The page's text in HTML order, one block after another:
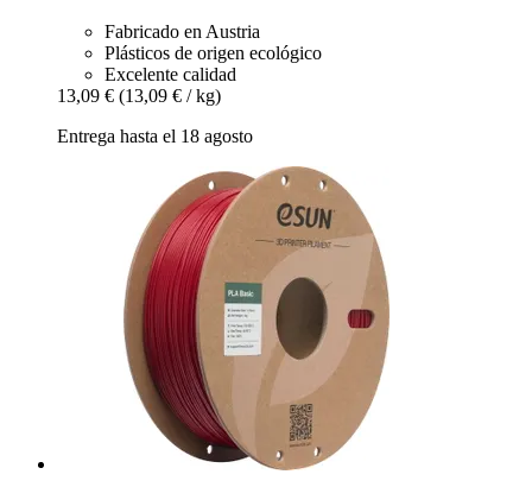
Fabricado en Austria
Plásticos de origen ecológico
Excelente calidad
13,09 € (13,09 € / kg)
Entrega hasta el 18 agosto